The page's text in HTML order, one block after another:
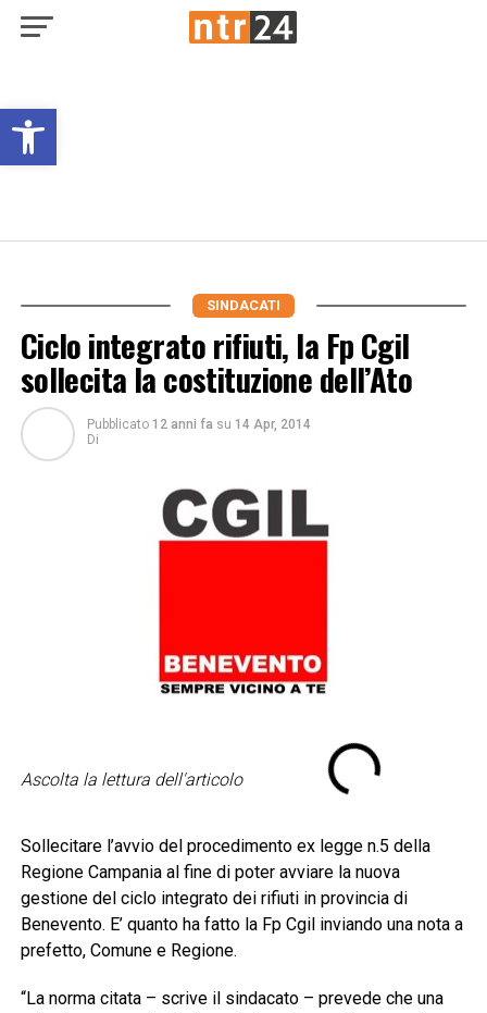
Open toolbar
SINDACATI
Ciclo integrato rifiuti, la Fp Cgil
sollecita la costituzione dell’Ato
Pubblicato 12 anni fa su 14 Apr, 2014
Di
Ascolta la lettura dell'articolo
Sollecitare l’avvio del procedimento ex legge n.5 della
Regione Campania al fine di poter avviare la nuova
gestione del ciclo integrato dei rifiuti in provincia di
Benevento. E’ quanto ha fatto la Fp Cgil inviando una nota a
prefetto, Comune e Regione.
“La norma citata – scrive il sindacato – prevede che una